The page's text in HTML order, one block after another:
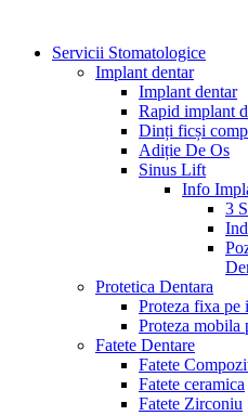
Servicii Stomatologice
Implant dentar
Implant dentar
Rapid implant
Dinți ficși
Adiție De Os
Sinus Lift
Info
3
Protetica Dentara
Proteza fixa pe
Proteza mobila
Fatete Dentare
Fatete
Fatete ceramica
Fatete Zirconiu